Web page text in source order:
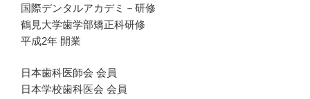
国際デンタルアカデミ－研修
鶴見大学歯学部矯正科研修
平成2年 開業
日本歯科医師会 会員
日本学校歯科医会 会員